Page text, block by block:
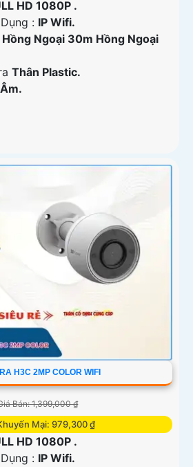
HD 1080P .
: IP Wifi.
Hồng Ngoại 30m Hồng Ngoại
Thân Plastic.
H3C 2MP COLOR WIFI
Bán: 1,399,000 ₫
Mại: 979,300 ₫
HD 1080P .
: IP Wifi.